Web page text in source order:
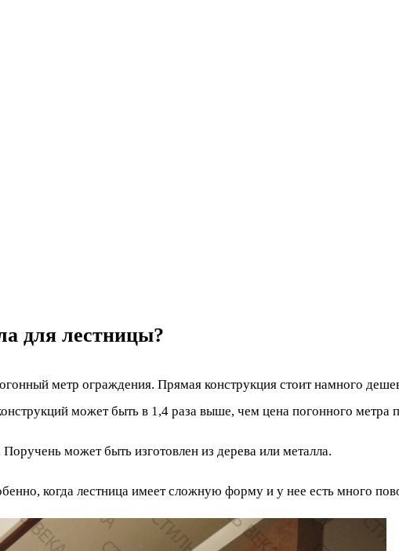
для лестницы?
метр ограждения. Прямая конструкция стоит намного
может быть в 1,4 раза выше, чем цена погонного метра
может быть изготовлен из дерева или металла.
когда лестница имеет сложную форму и у нее есть много